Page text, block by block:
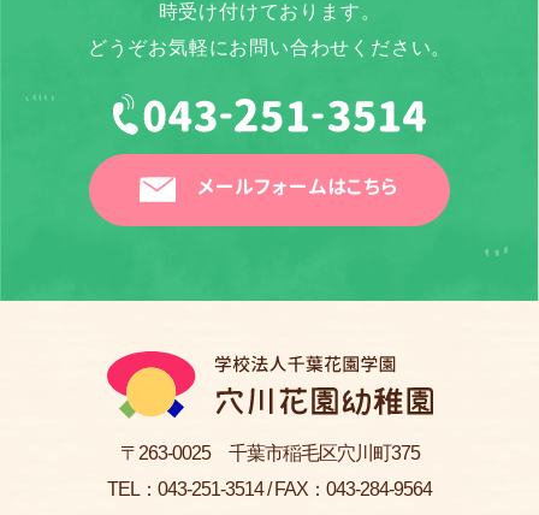
時受け付けております。
どうぞお気軽にお問い合わせください。
メールフォームはこちら
〒263-0025 千葉市稲毛区穴川町375
TEL： 043-251-3514/ FAX：043-284-9564